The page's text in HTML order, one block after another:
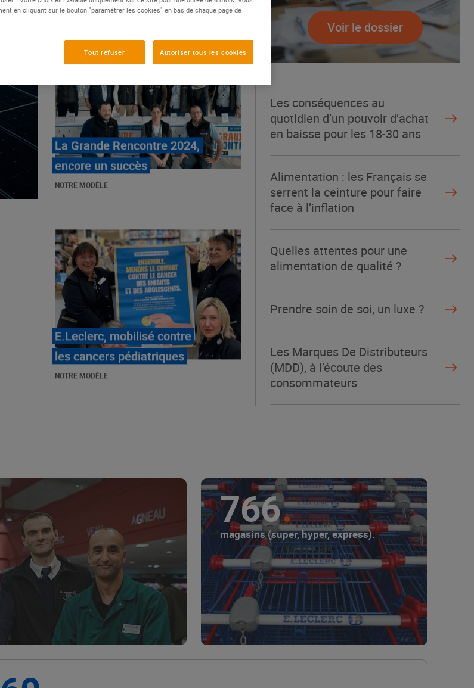
E.Leclerc, mobilisé contre
les cancers pédiatriques
NOTRE MODÈLE
LE MOUVEMENT
E.LECLERC ET SES
COMBATS
NOTRE MODÈLE
« Repérage » - La nouvelle
revue de tendances de
Marque Repère
ALIMENTATION DE QUALITÉ
Voir le dossier
Les conséquences au
quotidien d’un pouvoir d’achat
en baisse pour les 18-30 ans
Alimentation : les Français se
serrent la ceinture pour faire
face à l’inflation
Quelles attentes pour une
alimentation de qualité ?
Prendre soin de soi, un luxe ?
Les Marques De Distributeurs
(MDD), à l’écoute des
consommateurs
766
magasins (super, hyper, express).
en cliquant sur le bouton "paramétrer les cookies" en bas de chaque page de
Tout refuser Autoriser tous les cookies